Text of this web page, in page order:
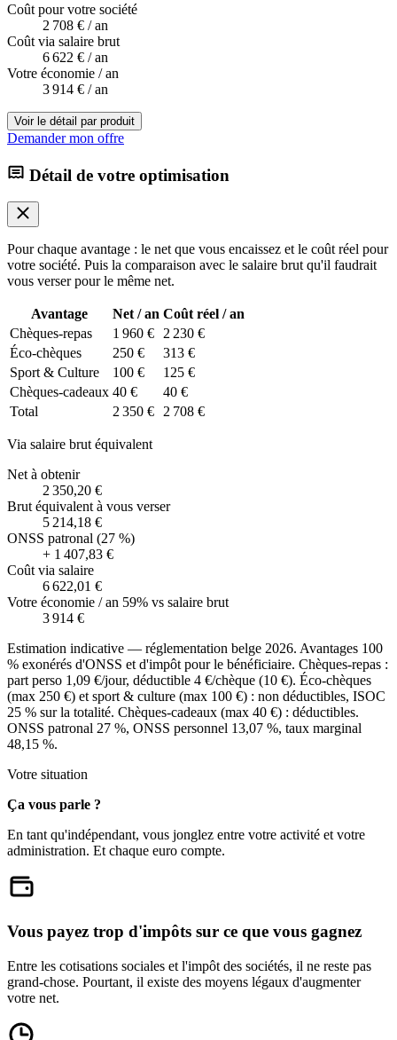
Coût pour votre société
2 708 € / an
Coût via salaire brut
6 622 € / an
Votre économie / an
3 914 € / an
Voir le détail par produit
Demander mon offre
Détail de votre optimisation
Pour chaque avantage : le net que vous encaissez et le coût réel pour
votre société. Puis la comparaison avec le salaire brut qu'il faudrait
vous verser pour le même net.
Avantage Net / an Coût réel / an
Chèques-repas
1 960 €
2 230 €
Éco-chèques
250 €
313 €
Sport & Culture
100 €
125 €
Chèques-cadeaux 40 €
40 €
Total
2 350 € 2 708 €
Via salaire brut équivalent
Net à obtenir
2 350,20 €
Brut équivalent à vous verser
5 214,18 €
ONSS patronal (27 %)
+ 1 407,83 €
Coût via salaire
6 622,01 €
Votre économie / an 59% vs salaire brut
3 914 €
Estimation indicative — réglementation belge 2026. Avantages 100
% exonérés d'ONSS et d'impôt pour le bénéficiaire. Chèques-repas :
part perso 1,09 €/jour, déductible 4 €/chèque (10 €). Éco-chèques
(max 250 €) et sport & culture (max 100 €) : non déductibles, ISOC
25 % sur la totalité. Chèques-cadeaux (max 40 €) : déductibles.
ONSS patronal 27 %, ONSS personnel 13,07 %, taux marginal
48,15 %.
Votre situation
Ça vous parle ?
En tant qu'indépendant, vous jonglez entre votre activité et votre
administration. Et chaque euro compte.
Vous payez trop d'impôts sur ce que vous gagnez
Entre les cotisations sociales et l'impôt des sociétés, il ne reste pas
grand-chose. Pourtant, il existe des moyens légaux d'augmenter
votre net.